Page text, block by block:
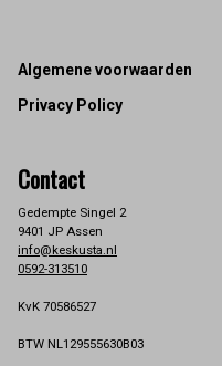
Footer
Algemene voorwaarden
Privacy Policy
Contact
Gedempte Singel 2
9401 JP Assen
info@keskusta.nl
0592-313510
KvK 70586527
BTW NL129555630B03